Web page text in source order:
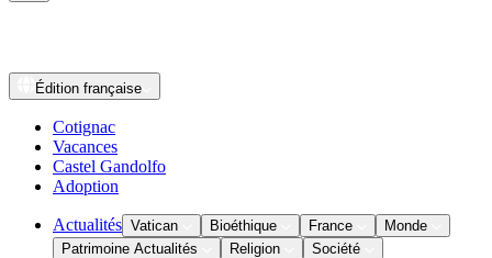
Édition française
Cotignac
Vacances
Castel Gandolfo
Adoption
Actualités Vatican Bioéthique France
Monde
Patrimoine Actualités
Religion Société